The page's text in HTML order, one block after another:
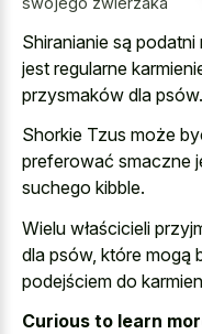
Shiranianie są
jest regularne
przysmaków dla psów.
Shorkie Tzus może
preferować smaczne
suchego kibble.
Wielu właścicieli
dla psów, które mogą
podejściem do
Curious to learn